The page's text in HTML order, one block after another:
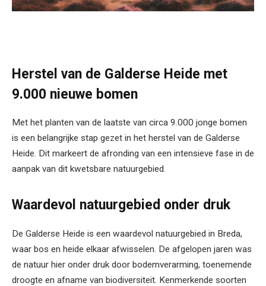
Herstel van de Galderse Heide met
9.000 nieuwe bomen
Met het planten van de laatste van circa 9.000 jonge bomen
is een belangrijke stap gezet in het herstel van de Galderse
Heide. Dit markeert de afronding van een intensieve fase in de
aanpak van dit kwetsbare natuurgebied.
Waardevol natuurgebied onder druk
De Galderse Heide is een waardevol natuurgebied in Breda,
waar bos en heide elkaar afwisselen. De afgelopen jaren was
de natuur hier onder druk door bodemverarming, toenemende
droogte en afname van biodiversiteit. Kenmerkende soorten